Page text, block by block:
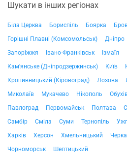
Шукати в інших регіонах
Біла Церква Бориспіль Боярка
Горішні Плавні (Комсомольськ)
Дніпро
Запоріжжя
Івано-Франківськ Ізмаїл
Кам'янське (Дніпродзержинськ)
Київ
Кропивницький (Кіровоград)
Лозова
Миколаїв
Мукачево Нікополь
Павлоград
Первомайськ Полтава
Самбір
Сміла Суми Тернопіль
Харків
Херсон Хмельницький
Чорноморськ
Шептицький